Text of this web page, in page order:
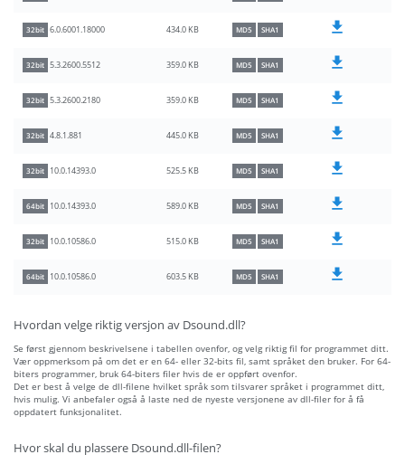
32bit 6.0.6001.18000 434.0 KB MD5 SHA1
32bit 5.3.2600.5512 359.0 KB MD5 SHA1
32bit 5.3.2600.2180 359.0 KB MD5 SHA1
32bit 4.8.1.881 445.0 KB MD5 SHA1
32bit 10.0.14393.0 525.5 KB MD5 SHA1
64bit 10.0.14393.0 589.0 KB MD5 SHA1
32bit 10.0.10586.0 515.0 KB MD5 SHA1
64bit 10.0.10586.0 603.5 KB MD5 SHA1
Hvordan velge riktig versjon av Dsound.dll?
Se først gjennom beskrivelsene i tabellen ovenfor, og velg riktig fil for programmet ditt.
Vær oppmerksom på om det er en 64- eller 32-bits fil, samt språket den bruker. For 64-
biters programmer, bruk 64-biters filer hvis de er oppført ovenfor.
Det er best å velge de dll-filene hvilket språk som tilsvarer språket i programmet ditt,
hvis mulig. Vi anbefaler også å laste ned de nyeste versjonene av dll-filer for å få
oppdatert funksjonalitet.
Hvor skal du plassere Dsound.dll-filen?